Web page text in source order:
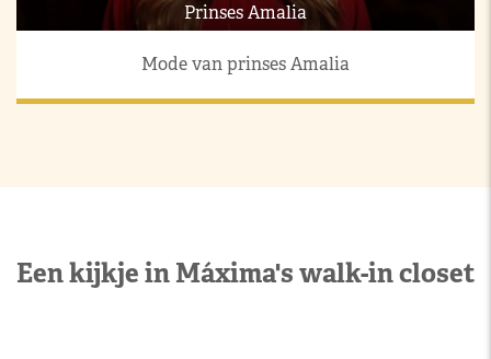
Prinses Amalia
Mode van prinses Amalia
Een kijkje in Máxima's walk-in closet